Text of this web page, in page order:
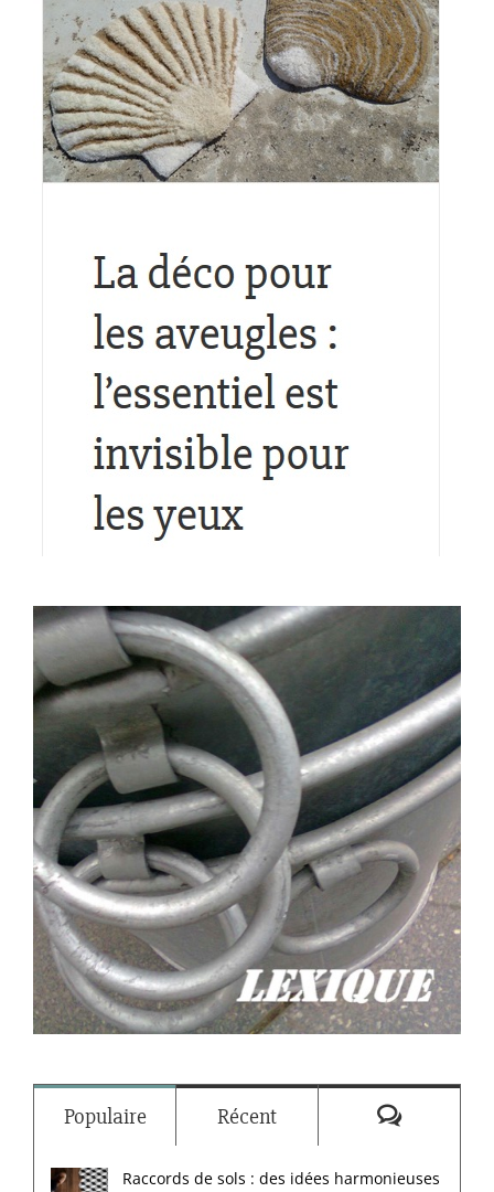
Populaire Récent
Raccords de sols : des idées harmonieuses